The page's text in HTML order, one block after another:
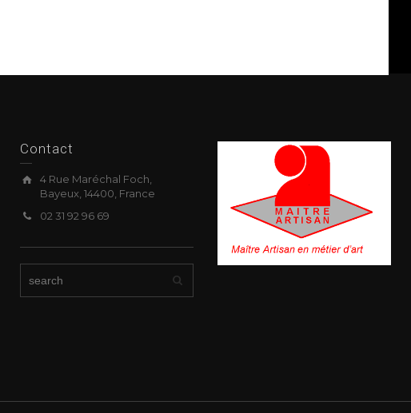
Contact
4 Rue Maréchal Foch,
Bayeux, 14400, France
02 31 92 96 69